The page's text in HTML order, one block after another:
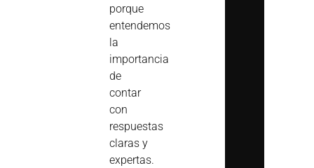
porque
entendemos
la
importancia
de
contar
con
respuestas
claras y
expertas.